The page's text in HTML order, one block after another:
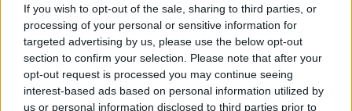
If you wish to opt-out of the sale, sharing to third parties, or
processing of your personal or sensitive information for
targeted advertising by us, please use the below opt-out
section to confirm your selection. Please note that after your
opt-out request is processed you may continue seeing
interest-based ads based on personal information utilized by
us or personal information disclosed to third parties prior to
Sony: Made for Bond (film részlettel)
2015.09.17 | Sony
Moneypenny fõszereplésével bemutatja legújabb